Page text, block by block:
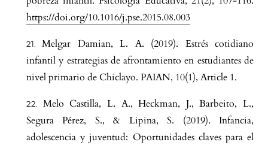
https://doi.org/10.1016/j.pse.2015.08.003
Melgar Damian, L. A. (2019). Estrés cotidiano
infantil y estrategias de afrontamiento en estudiantes de
nivel primario de Chiclayo. PAIAN, 10(1), Article 1.
Melo Castilla, L. A., Heckman, J., Barbeito, L.,
Segura Pérez, S., & Lipina, S. (2019). Infancia,
adolescencia y juventud: Oportunidades claves para el